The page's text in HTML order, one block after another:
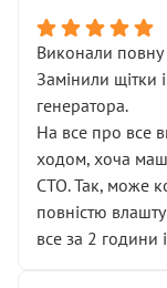
Виконали повну
Замінили щітки
генератора.
На все про все
ходом, хоча
СТО. Так, може
повністю
все за 2 години